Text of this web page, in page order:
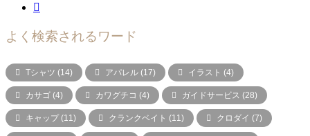

よく検索されるワード
Tシャツ (14) アパレル (17) イラスト (4)
カサゴ (4) カワグチコ (4) ガイドサービス (28)
キャップ (11) クランクベイト (11) クロダイ (7)